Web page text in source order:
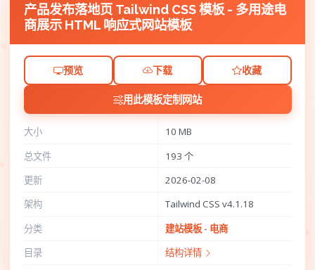
产品发布落地页 Tailwind CSS 模板 - 多用途电
商展示 HTML 响应式网站模板
预览 下载 收藏
用此模板定制网站
大小
10 MB
总文件
193 个
更新
2026-02-08
架构
Tailwind CSS v4.1.18
分类
建站模板 - 电商
目录
结构详情